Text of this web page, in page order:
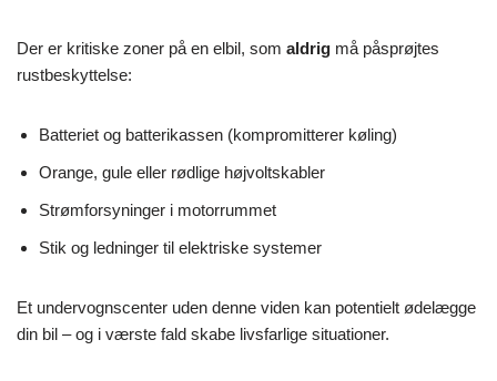
Der er kritiske zoner på en elbil, som aldrig må påsprøjtes
rustbeskyttelse:
Batteriet og batterikassen (kompromitterer køling)
Orange, gule eller rødlige højvoltskabler
Strømforsyninger i motorrummet
Stik og ledninger til elektriske systemer
Et undervognscenter uden denne viden kan potentielt ødelægge
din bil – og i værste fald skabe livsfarlige situationer.